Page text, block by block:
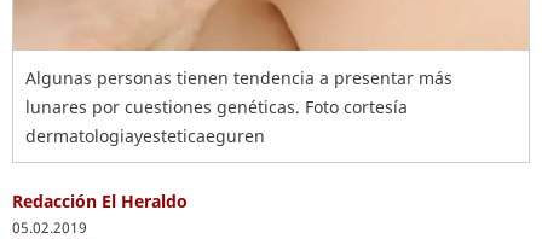
Algunas personas tienen tendencia a presentar más
lunares por cuestiones genéticas. Foto cortesía
dermatologiayesteticaeguren
Redacción El Heraldo
05.02.2019